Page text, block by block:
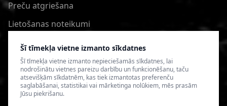
Šī tīmekļa vietne izmanto sīkdatnes
Šī tīmekļa vietne izmanto nepieciešamās sīkdatnes, lai
nodrošinātu vietnes pareizu darbību un funkcionēšanu, taču
atsevišķām sīkdatnēm, kas tiek izmantotas preferenču
saglabāšanai, statistikai vai mārketinga nolūkiem, mēs prasām
Jūsu piekrišanu.
Preču atgriešana
Lietošanas noteikumi
Privātuma politika